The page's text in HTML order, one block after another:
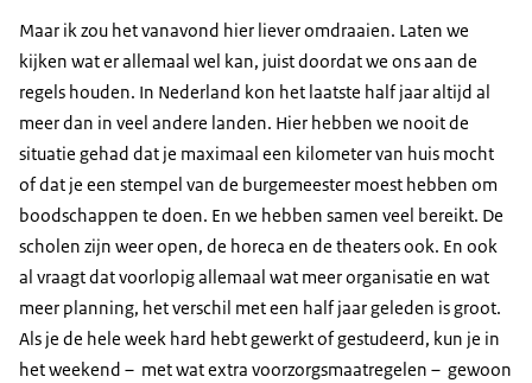
Maar ik zou het vanavond hier liever omdraaien. Laten we
kijken wat er allemaal wel kan, juist doordat we ons aan de
regels houden. In Nederland kon het laatste half jaar altijd al
meer dan in veel andere landen. Hier hebben we nooit de
situatie gehad dat je maximaal een kilometer van huis mocht
of dat je een stempel van de burgemeester moest hebben om
boodschappen te doen. En we hebben samen veel bereikt. De
scholen zijn weer open, de horeca en de theaters ook. En ook
al vraagt dat voorlopig allemaal wat meer organisatie en wat
meer planning, het verschil met een half jaar geleden is groot.
Als je de hele week hard hebt gewerkt of gestudeerd, kun je in
het weekend – met wat extra voorzorgsmaatregelen – gewoon